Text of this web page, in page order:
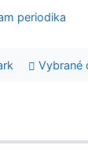
periodika
Vybrané